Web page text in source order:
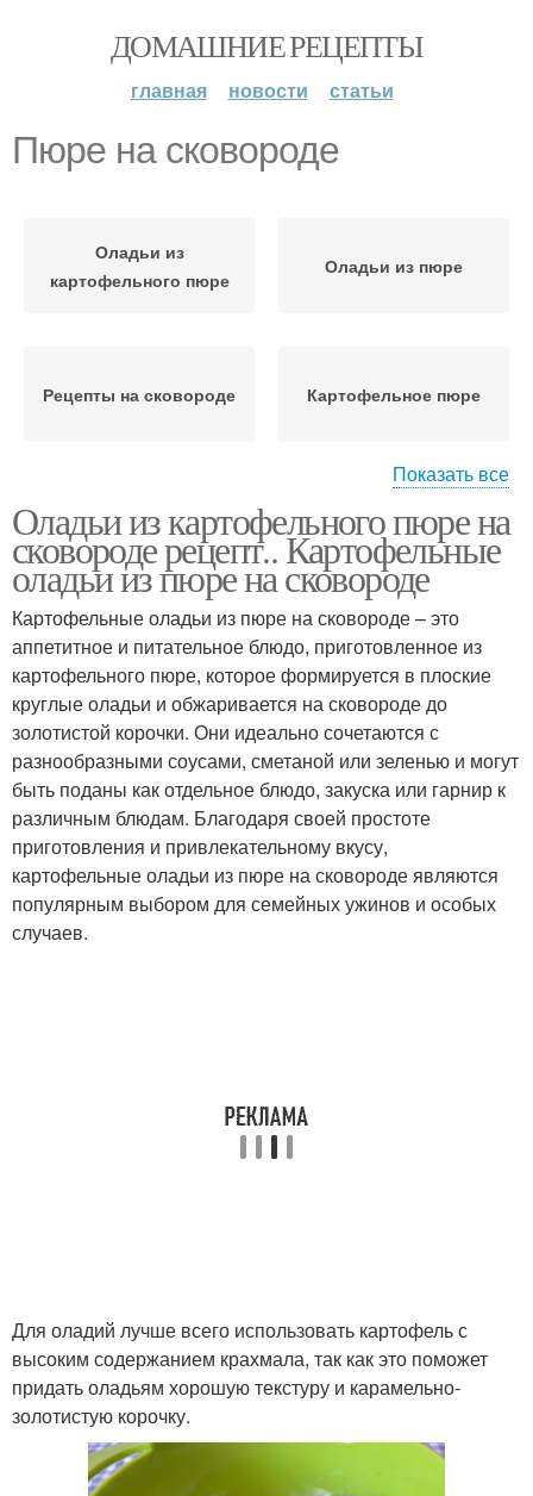
ДОМАШНИЕ РЕЦЕПТЫ
главная новости статьи
Пюре на сковороде
Оладьи из
картофельного пюре
Оладьи из пюре
Рецепты на сковороде Картофельное пюре
картофельного пюре
картофельного пюре
Шарики из пюре Пюре с сыром
Пюре на кефире
Драники из
картофельного пюре
Драники из пюре
Блюда из
Показать все
Оладьи из картофельного пюре на
сковороде рецепт.. Картофельные
оладьи из пюре на сковороде
Картофельные оладьи из пюре на сковороде – это
аппетитное и питательное блюдо, приготовленное из
картофельного пюре, которое формируется в плоские
круглые оладьи и обжаривается на сковороде до
золотистой корочки. Они идеально сочетаются с
разнообразными соусами, сметаной или зеленью и могут
быть поданы как отдельное блюдо, закуска или гарнир к
различным блюдам. Благодаря своей простоте
приготовления и привлекательному вкусу,
картофельные оладьи из пюре на сковороде являются
популярным выбором для семейных ужинов и особых
случаев.
Для оладий лучше всего использовать картофель с
высоким содержанием крахмала, так как это поможет
придать оладьям хорошую текстуру и карамельно-
золотистую корочку.